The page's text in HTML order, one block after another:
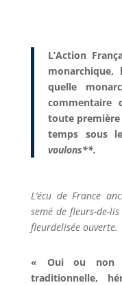
L’Action
monarchique,
quelle
commentaire
toute première
temps sous
voulons**.
L’écu de France
semé de fleurs-de-
fleurdelisée ouverte.
« Oui ou non
traditionnelle,